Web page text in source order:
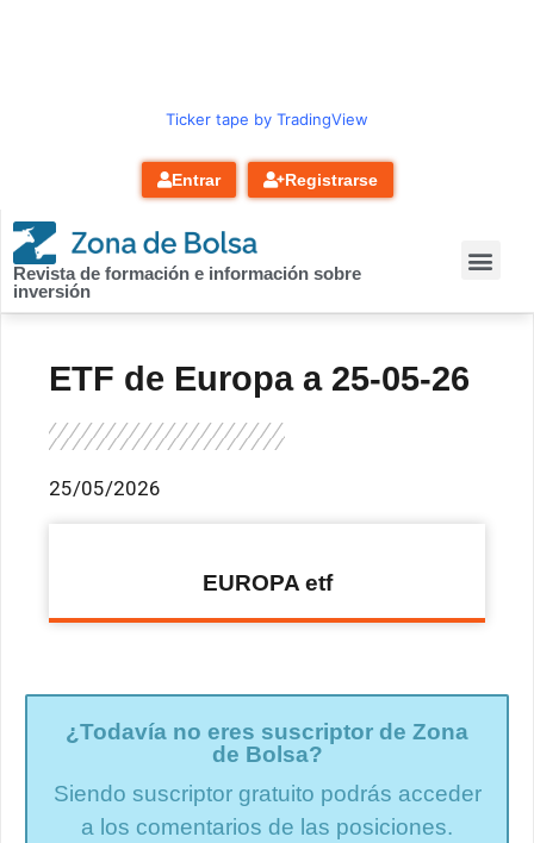
Ticker tape by TradingView
Entrar Registrarse
Revista de formación e información sobre
inversión
ETF de Europa a 25-05-26
25/05/2026
EUROPA etf
¿Todavía no eres suscriptor de Zona
de Bolsa?
Siendo suscriptor gratuito podrás acceder
a los comentarios de las posiciones.